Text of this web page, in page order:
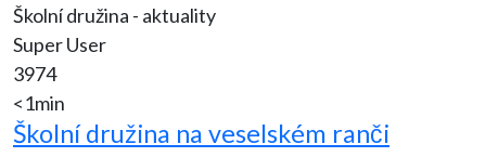
Školní družina - aktuality
Super User
3974
<1min
Školní družina na veselském ranči